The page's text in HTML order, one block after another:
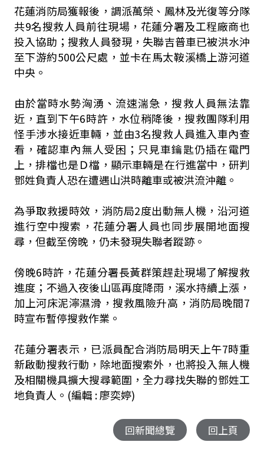
花蓮消防局獲報後，調派萬榮、鳳林及光復等分隊
共9名搜救人員前往現場，花蓮分署及工程廠商也
投入協助；搜救人員發現，失聯吉普車已被洪水沖
至下游約500公尺處，並卡在馬太鞍溪橋上游河道
中央。
由於當時水勢洶湧、流速湍急，搜救人員無法靠
近，直到下午6時許，水位稍降後，搜救團隊利用
怪手涉水接近車輛，並由3名搜救人員進入車內查
看，確認車內無人受困；只見車鑰匙仍插在電門
上，排檔也是Ｄ檔，顯示車輛是在行進當中，研判
鄧姓負責人恐在遭遇山洪時離車或被洪流沖離。
為爭取救援時效，消防局2度出動無人機，沿河道
進行空中搜索，花蓮分署人員也同步展開地面搜
尋，但截至傍晚，仍未發現失聯者蹤跡。
傍晚6時許，花蓮分署長黃群策趕赴現場了解搜救
進度；不過入夜後山區再度降雨，溪水持續上漲，
加上河床泥濘濕滑，搜救風險升高，消防局晚間7
時宣布暫停搜救作業。
花蓮分署表示，已派員配合消防局明天上午7時重
新啟動搜救行動，除地面搜索外，也將投入無人機
及相關機具擴大搜尋範圍，全力尋找失聯的鄧姓工
地負責人。(編輯 : 廖奕婷)
回新聞總覽 回上頁